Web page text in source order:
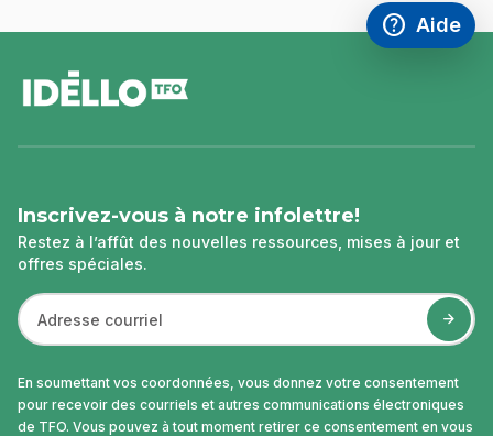
help
Accéder à
Aide
,Ce lien
de
page
Inscrivez-vous à notre infolettre!
Restez à l’affût des nouvelles ressources, mises à jour et
offres spéciales.
En soumettant vos coordonnées, vous donnez votre consentement
pour recevoir des courriels et autres communications électroniques
de TFO. Vous pouvez à tout moment retirer ce consentement en vous